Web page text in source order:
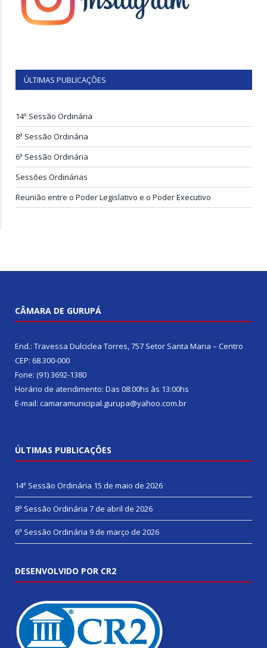
ÚLTIMAS PUBLICAÇÕES
14ª Sessão Ordinária
8ª Sessão Ordinária
6ª Sessão Ordinária
Sessões Ordinárias
Reunião entre o Poder Legislativo e o Poder Executivo
CÂMARA DE GURUPÁ
End.: Travessa Dulciclea Torres, 757 Setor Santa Maria – Centro
CEP: 68.300-000
Fone: (91) 3692-1380
Horário de atendimento: Das 08:00hs às 13:00hs
E-mail: camaramunicipal.gurupa@yahoo.com.br
ÚLTIMAS PUBLICAÇÕES
14ª Sessão Ordinária 15 de maio de 2026
8ª Sessão Ordinária 7 de abril de 2026
6ª Sessão Ordinária 9 de março de 2026
DESENVOLVIDO POR CR2